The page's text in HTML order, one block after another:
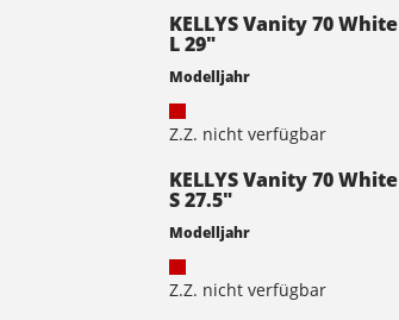
KELLYS Vanity 70 White
L 29"
Modelljahr
Z.Z. nicht verfügbar
KELLYS Vanity 70 White
S 27.5"
Modelljahr
Z.Z. nicht verfügbar